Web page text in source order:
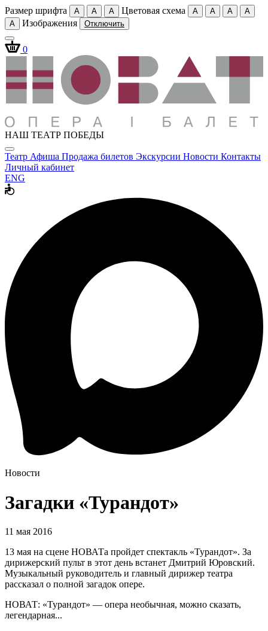
Размер шрифта A A A Цветовая схема A A A
A
A
Изображения Отключить
0
НАШ ТЕАТР ПОБЕДЫ
Театр Афиша Продажа билетов Экскурсии Новости Контакты
Личный кабинет
ENG
Новости
Загадки «Турандот»
11 мая 2016
13 мая на сцене НОВАТа пройдет спектакль «Турандот». За
дирижерский пульт в этот день встанет Дмитрий Юровский.
Музыкальный руководитель и главный дирижер театра
рассказал о полной загадок опере.
НОВАТ: «Турандот» — опера необычная, можно сказать,
легендарная...